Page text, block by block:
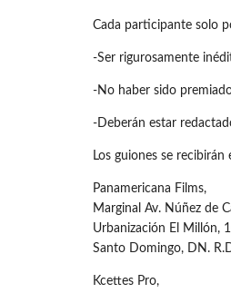
Cada participante solo
-Ser rigurosamente
-No haber sido
-Deberán estar
Los guiones se
Panamericana Films,
Marginal Av. Núñez de
Urbanización El Millón,
Santo Domingo, DN.
Kcettes Pro,